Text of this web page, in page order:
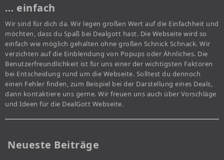
… einfach
Wir sind für dich da. Wir legen großen Wert auf die Einfachheit und
möchten, dass du Spaß bei Dealgott hast. Die Webseite wird so
einfach wie möglich gehalten ohne großen Schnick Schnack. Wir
verzichten auf die Einblendung von Popups oder Ähnliches. Die
Benutzerfreundlichkeit ist für uns einer der wichtigsten Faktoren
bei Entscheidung rund um die Webseite. Solltest du dennoch
einen Fehler finden, zum Beispiel bei der Darstellung eines Deals,
dann kontaktiere uns gerne. Wir freuen uns auch über Vorschläge
und Ideen für die DealGott Webseite.
Neueste Beiträge